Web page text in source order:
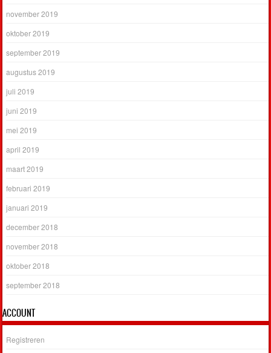
november 2019
oktober 2019
september 2019
augustus 2019
juli 2019
juni 2019
mei 2019
april 2019
maart 2019
februari 2019
januari 2019
december 2018
november 2018
oktober 2018
september 2018
ACCOUNT
Registreren